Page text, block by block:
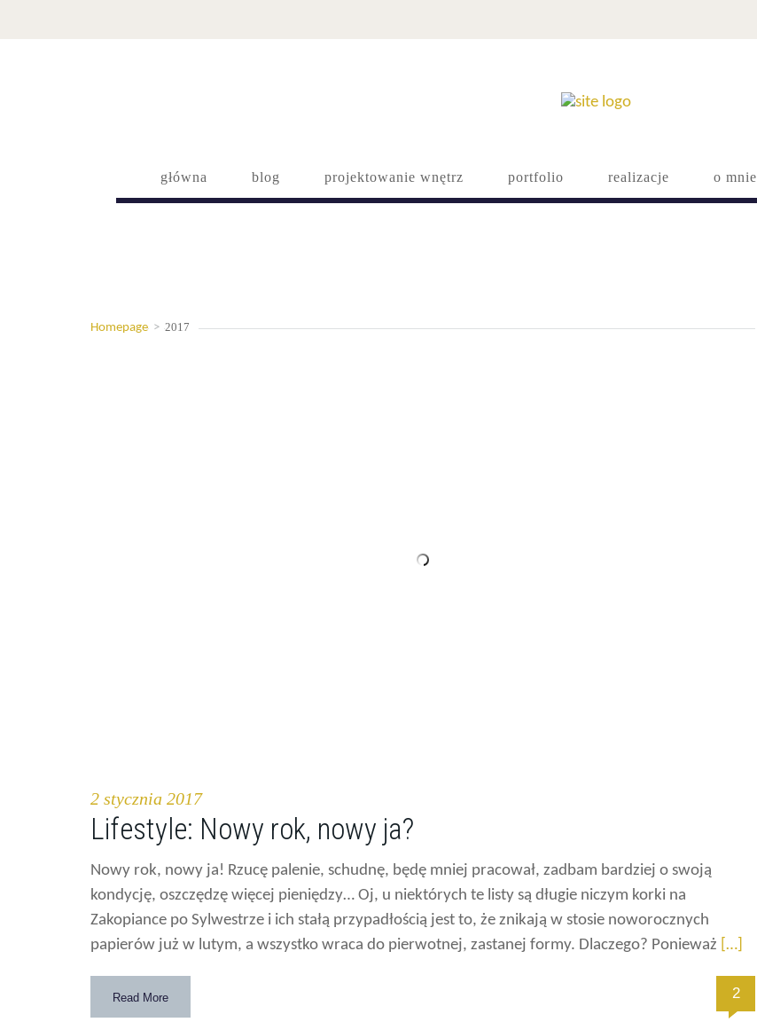
główna blog projektowanie wnętrz portfolio realizacje o mnie
Homepage > 2017
2 stycznia 2017
Lifestyle: Nowy rok, nowy ja?
Nowy rok, nowy ja! Rzucę palenie, schudnę, będę mniej pracował, zadbam bardziej o swoją
kondycję, oszczędzę więcej pieniędzy… Oj, u niektórych te listy są długie niczym korki na
Zakopiance po Sylwestrze i ich stałą przypadłością jest to, że znikają w stosie noworocznych
papierów już w lutym, a wszystko wraca do pierwotnej, zastanej formy. Dlaczego? Ponieważ […]
Read More 2